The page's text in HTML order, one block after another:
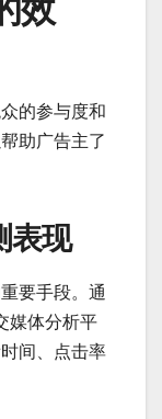
效
的参与度和
助广告主了
表现
要手段。通
媒体分析平
间、点击率